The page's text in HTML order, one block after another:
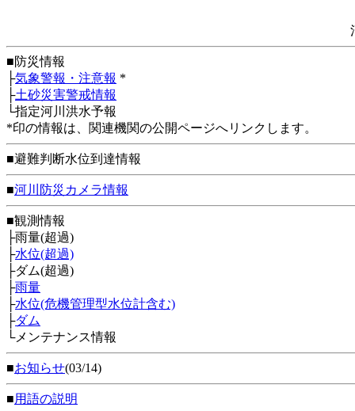
■防災情報
├気象警報・注意報 *
├土砂災害警戒情報
└指定河川洪水予報
*印の情報は、関連機関の公開ページへリンクします。
■避難判断水位到達情報
■河川防災カメラ情報
■観測情報
├雨量(超過)
├水位(超過)
├ダム(超過)
├雨量
├水位(危機管理型水位計含む)
├ダム
└メンテナンス情報
■お知らせ(03/14)
■用語の説明